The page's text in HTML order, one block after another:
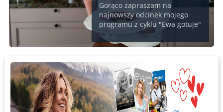
Gorąco zapraszam na
najnowszy odcinek mojego
programu z cyklu "Ewa gotuje"